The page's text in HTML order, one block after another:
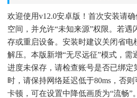
欢迎使用v12.0安卓版！首次安装请
空间，并允许“未知来源”权限。若遇
存或重启设备。安装时建议关闭省电
解压。本版新增“无尽远征”模式，需
进度未保存，请检查账号是否已绑定
时，请保持网络延迟低于80ms，否
卡顿，可在设置中降低画质为“流畅”